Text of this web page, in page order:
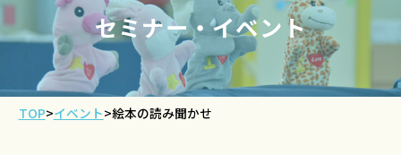
セミナー・イベント
TOP>イベント>絵本の読み聞かせ